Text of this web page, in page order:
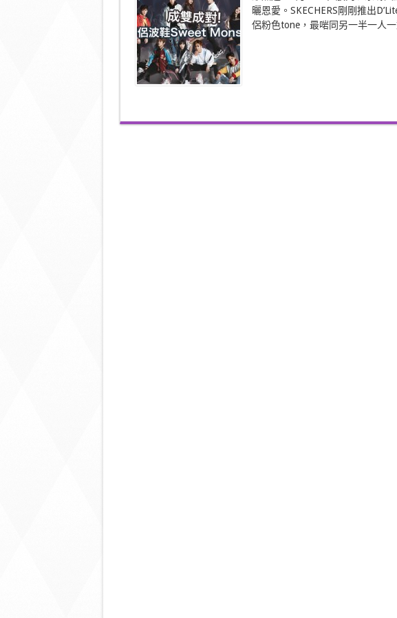
成
對！
情
侶
波
鞋
Sweet
Monster〉
曬恩愛。SKECHERS剛剛推出
侶粉色tone，最啱同另一半一人一